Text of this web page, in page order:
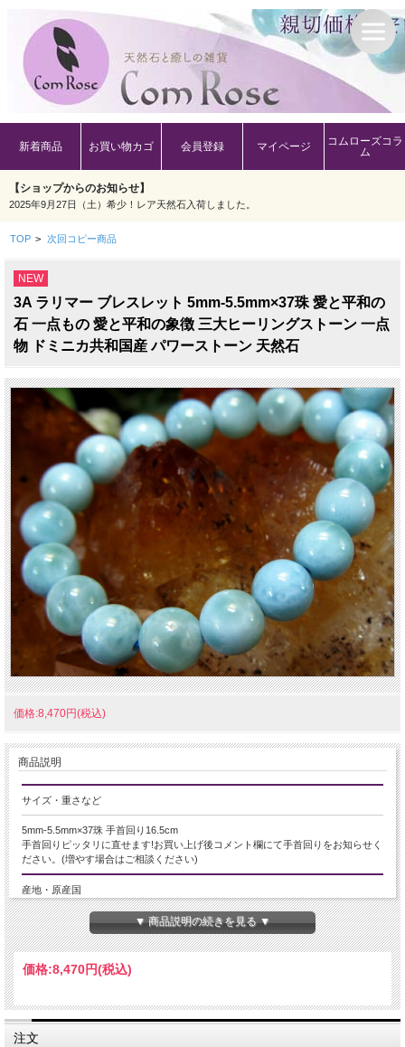
新着商品 お買い物カゴ 会員登録 マイページ
コムローズコラ
ム
【ショップからのお知らせ】
2025年9月27日（土）希少！レア天然石入荷しました。
TOP > 次回コピー商品
NEW
3A ラリマー ブレスレット 5mm-5.5mm×37珠 愛と平和の
石 一点もの 愛と平和の象徴 三大ヒーリングストーン 一点
物 ドミニカ共和国産 パワーストーン 天然石
価格:8,470円(税込)
商品説明
サイズ・重さなど
5mm-5.5mm×37珠 手首回り16.5cm
手首回りピッタリに直せます!お買い上げ後コメント欄にて手首回りをお知らせく
ださい。(増やす場合はご相談ください)
産地・原産国
ドミニカ共和国産
グレードなど
名称など
ラリマー/ブルーペクトライト
▼ 商品説明の続きを見る ▼
価格:8,470円(税込)
注文